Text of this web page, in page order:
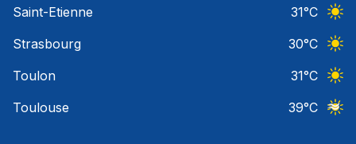
Saint-Etienne
31°C
Strasbourg
30°C
Toulon
31°C
Toulouse
39°C